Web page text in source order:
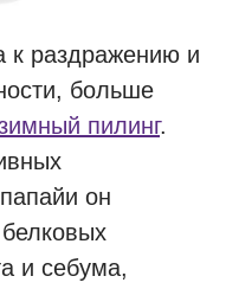
к раздражению и
больше
пилинг.
он
и себума,